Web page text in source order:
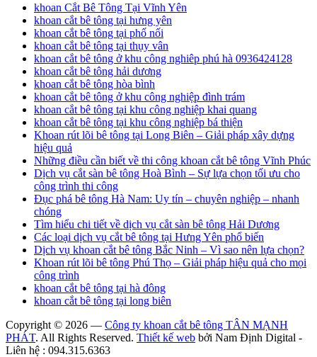
khoan Cắt Bê Tông Tại Vĩnh Yên
khoan cắt bê tông tại hưng yên
khoan cắt bê tông tại phố nối
khoan cắt bê tông tại thụy vân
khoan cắt bê tông ở khu công nghiêp phú hà 0936424128
khoan cắt bê tông hải dương
khoan cắt bê tông hòa bình
khoan cắt bê tông ở khu công nghiệp đình trám
khoan cắt bê tông tại khu công nghiệp khai quang
khoan cắt bê tông tại khu công nghiệp bá thiện
Khoan rút lõi bê tông tại Long Biên – Giải pháp xây dựng
hiệu quả
Những điều cần biết về thi công khoan cắt bê tông Vĩnh Phúc
Dịch vụ cắt sàn bê tông Hoà Bình – Sự lựa chọn tối ưu cho
công trình thi công
Đục phá bê tông Hà Nam: Uy tín – chuyên nghiệp – nhanh
chóng
Tìm hiểu chi tiết về dịch vụ cắt sàn bê tông Hải Dương
Các loại dịch vụ cắt bê tông tại Hưng Yên phổ biến
Dịch vụ khoan cắt bê tông Bắc Ninh – Vì sao nên lựa chọn?
Khoan rút lõi bê tông Phú Thọ – Giải pháp hiệu quả cho mọi
công trình
khoan cắt bê tông tại hà đông
khoan cắt bê tông tại long biên
Copyright © 2026 — Công ty khoan cắt bê tông TÂN MẠNH
PHÁT. All Rights Reserved. Thiết kế web bởi Nam Định Digital -
Liên hệ : 094.315.6363